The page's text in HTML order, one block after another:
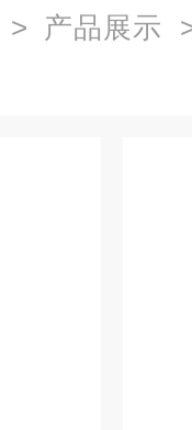
> 产品展示